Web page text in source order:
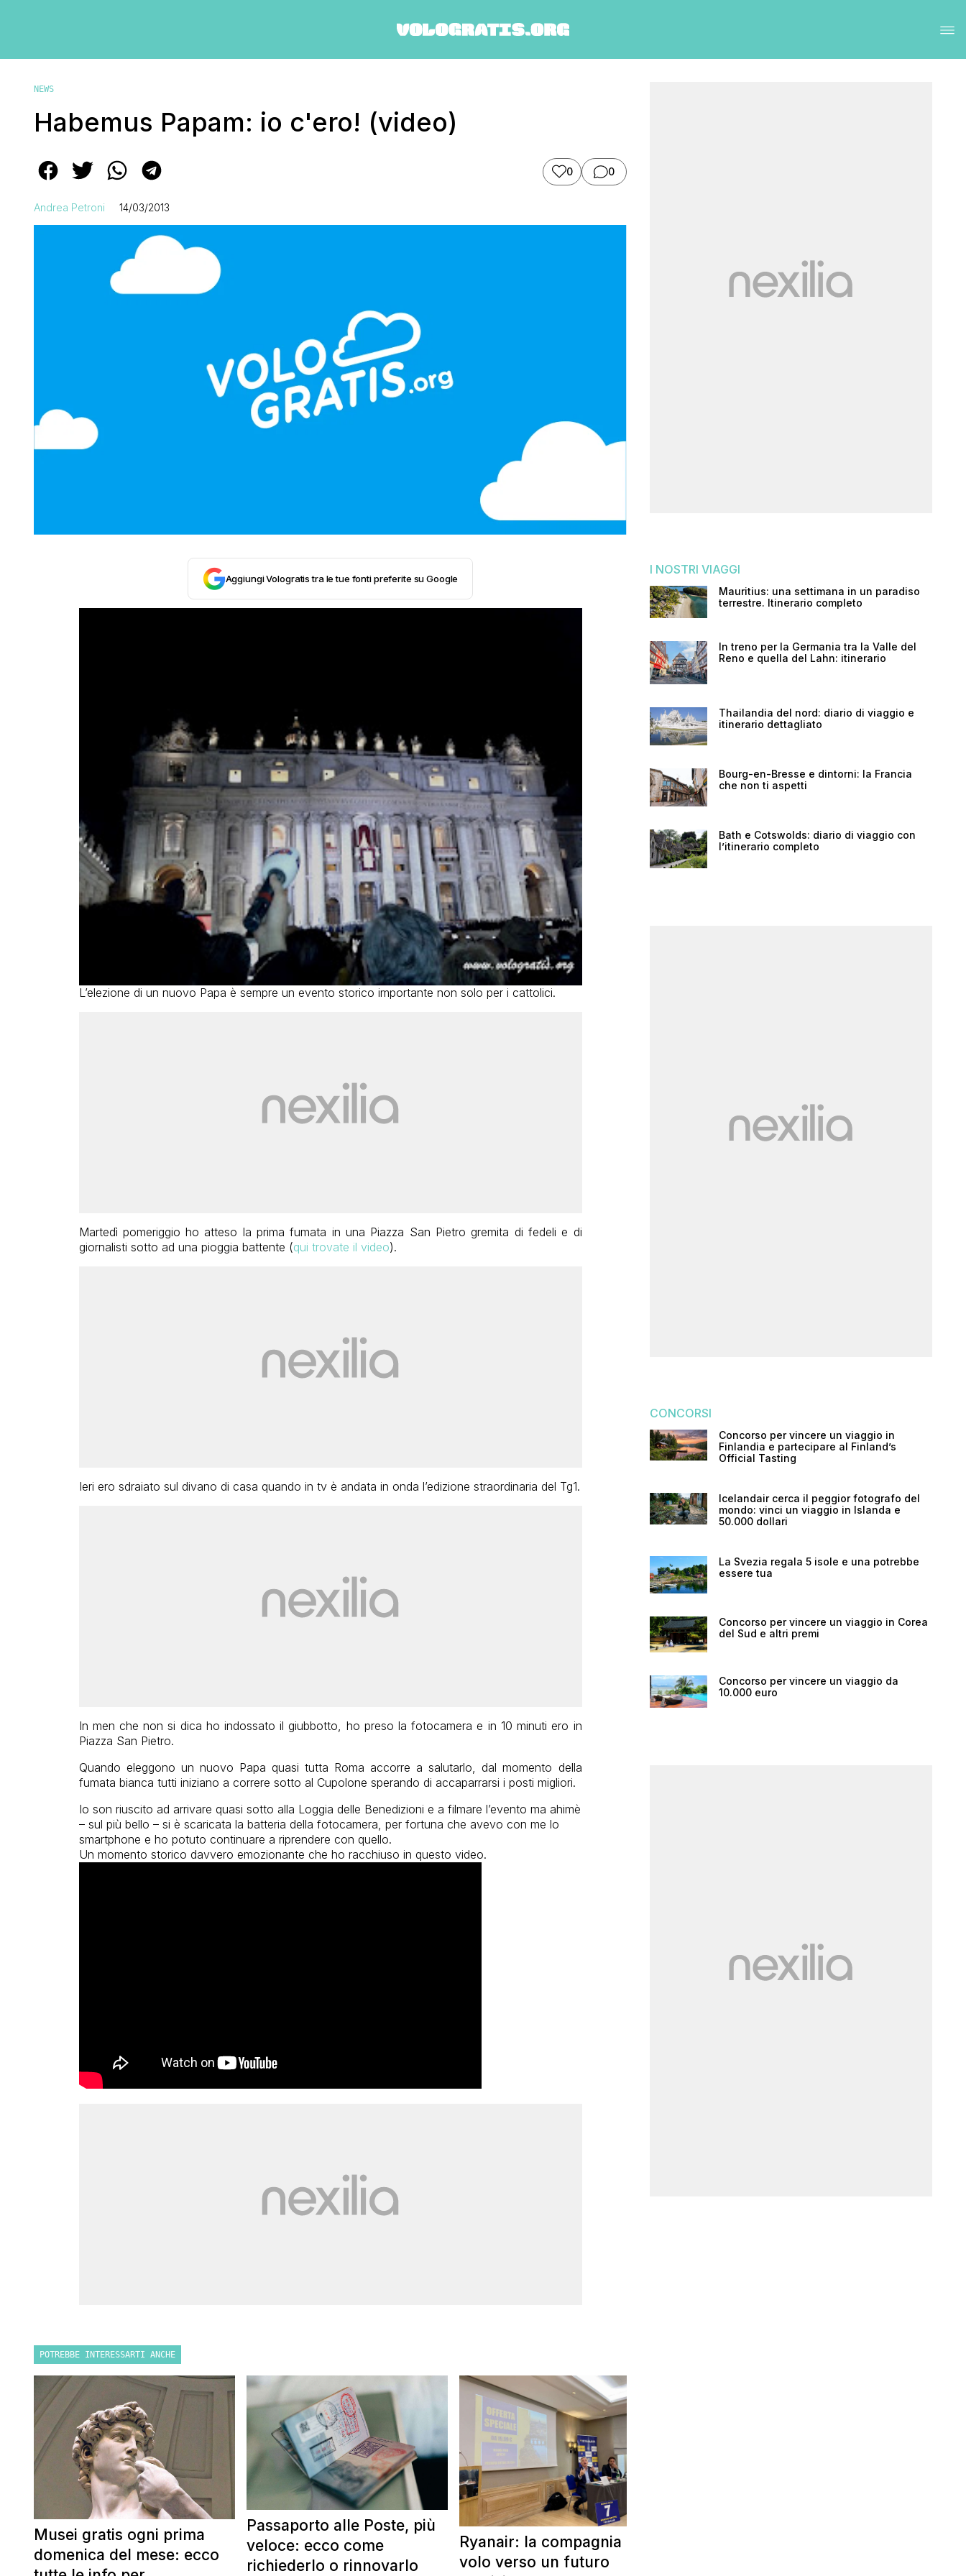
NEWS
Habemus Papam: io c'ero! (video)
0 0
Andrea Petroni 14/03/2013
Aggiungi Vologratis tra le tue fonti preferite su Google
L’elezione di un nuovo Papa è sempre un evento storico importante non solo per i cattolici.
Martedì pomeriggio ho atteso la prima fumata in una Piazza San Pietro gremita di fedeli e di
giornalisti sotto ad una pioggia battente (qui trovate il video).
Ieri ero sdraiato sul divano di casa quando in tv è andata in onda l’edizione straordinaria del Tg1.
In men che non si dica ho indossato il giubbotto, ho preso la fotocamera e in 10 minuti ero in
Piazza San Pietro.
Quando eleggono un nuovo Papa quasi tutta Roma accorre a salutarlo, dal momento della
fumata bianca tutti iniziano a correre sotto al Cupolone sperando di accaparrarsi i posti migliori.
Io son riuscito ad arrivare quasi sotto alla Loggia delle Benedizioni e a filmare l’evento ma ahimè
– sul più bello – si è scaricata la batteria della fotocamera, per fortuna che avevo con me lo
smartphone e ho potuto continuare a riprendere con quello.
Un momento storico davvero emozionante che ho racchiuso in questo video.
POTREBBE INTERESSARTI ANCHE
Musei gratis ogni prima
domenica del mese: ecco
Passaporto alle Poste, più
veloce: ecco come
richiederlo o rinnovarlo
Ryanair: la compagnia in
volo verso un futuro
I NOSTRI VIAGGI
Mauritius: una settimana in un paradiso
terrestre. Itinerario completo
In treno per la Germania tra la Valle del
Reno e quella del Lahn: itinerario
Thailandia del nord: diario di viaggio e
itinerario dettagliato
Bourg-en-Bresse e dintorni: la Francia
che non ti aspetti
Bath e Cotswolds: diario di viaggio con
l’itinerario completo
CONCORSI
Concorso per vincere un viaggio in
Finlandia e partecipare al Finland’s
Official Tasting
Icelandair cerca il peggior fotografo del
mondo: vinci un viaggio in Islanda e
50.000 dollari
La Svezia regala 5 isole e una potrebbe
essere tua
Concorso per vincere un viaggio in Corea
del Sud e altri premi
Concorso per vincere un viaggio da
10.000 euro